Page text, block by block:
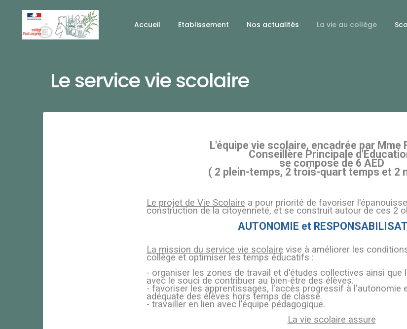
Accueil Etablissement Nos actualités La vie au collège
Le service vie scolaire
L'équipe vie scolaire, encadrée par Mme
Conseillère Principale
se compose de 6 AED
( 2 plein-temps, 2 trois-quart temps et 2
Le projet de Vie Scolaire a pour priorité de favoriser
construction de la citoyenneté, et se construit autour de ces 2
AUTONOMIE et
La mission du service vie scolaire vise à améliorer les
collège et optimiser les temps éducatifs :
- organiser les zones de travail et d'études collectives ainsi que
avec le souci de contribuer au bien-être des élèves.
- favoriser les apprentissages, l'accès progressif à l'autonomie
adéquate des élèves hors temps de classe.
- travailler en lien avec l'équipe pédagogique.
La vie scolaire assure